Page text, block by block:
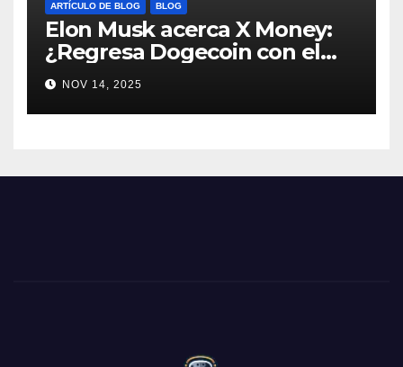
ARTÍCULO DE BLOG BLOG
Elon Musk acerca X Money:
¿Regresa Dogecoin con el
nuevo pago nativo? #Cripto
#Dogecoin
NOV 14, 2025